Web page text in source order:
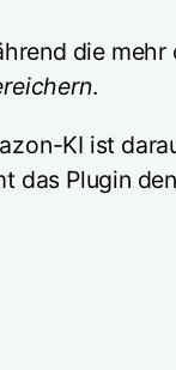
die
.
KI ist
das Plugin